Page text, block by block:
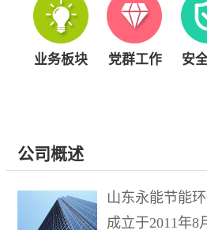
业务板块 党群工作 安
公司概述
山东永能节能
成立于2011年8